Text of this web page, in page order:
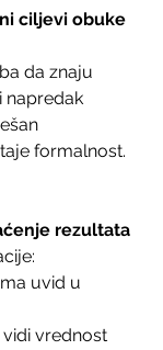
ciljevi obuke
da znaju
napredak
formalnost.
rezultata
uvid u
vrednost